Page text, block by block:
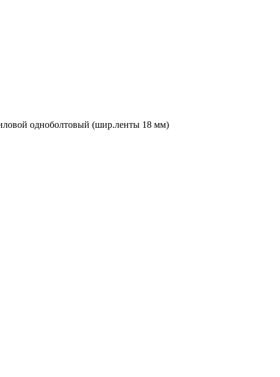
одноболтовый (шир.ленты 18 мм)